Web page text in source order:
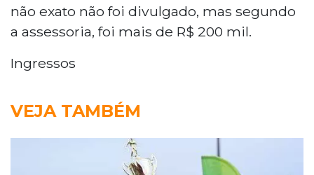
não exato não foi divulgado, mas segundo
a assessoria, foi mais de R$ 200 mil.
Ingressos
VEJA TAMBÉM